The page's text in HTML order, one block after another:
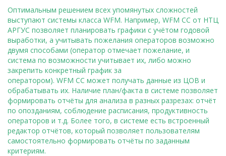
Оптимальным решением всех упомянутых сложностей
выступают системы класса WFM. Например, WFM CC от НТЦ
АРГУС позволяет планировать графики с учётом годовой
выработки, а учитывать пожелания операторов возможно
двумя способами (оператор отмечает пожелание, и
система по возможности учитывает их, либо можно
закрепить конкретный график за
оператором). WFM CC может получать данные из ЦОВ и
обрабатывать их. Наличие план/факта в системе позволяет
формировать отчёты для анализа в разных разрезах: отчёт
по опозданиям, соблюдение расписания, продуктивность
операторов и т.д. Более того, в системе есть встроенный
редактор отчётов, который позволяет пользователям
самостоятельно формировать отчёты по заданным
критериям.